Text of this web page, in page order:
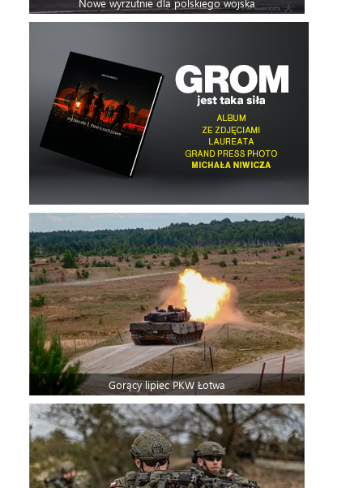
Nowe wyrzutnie dla polskiego wojska
Gorący lipiec PKW Łotwa